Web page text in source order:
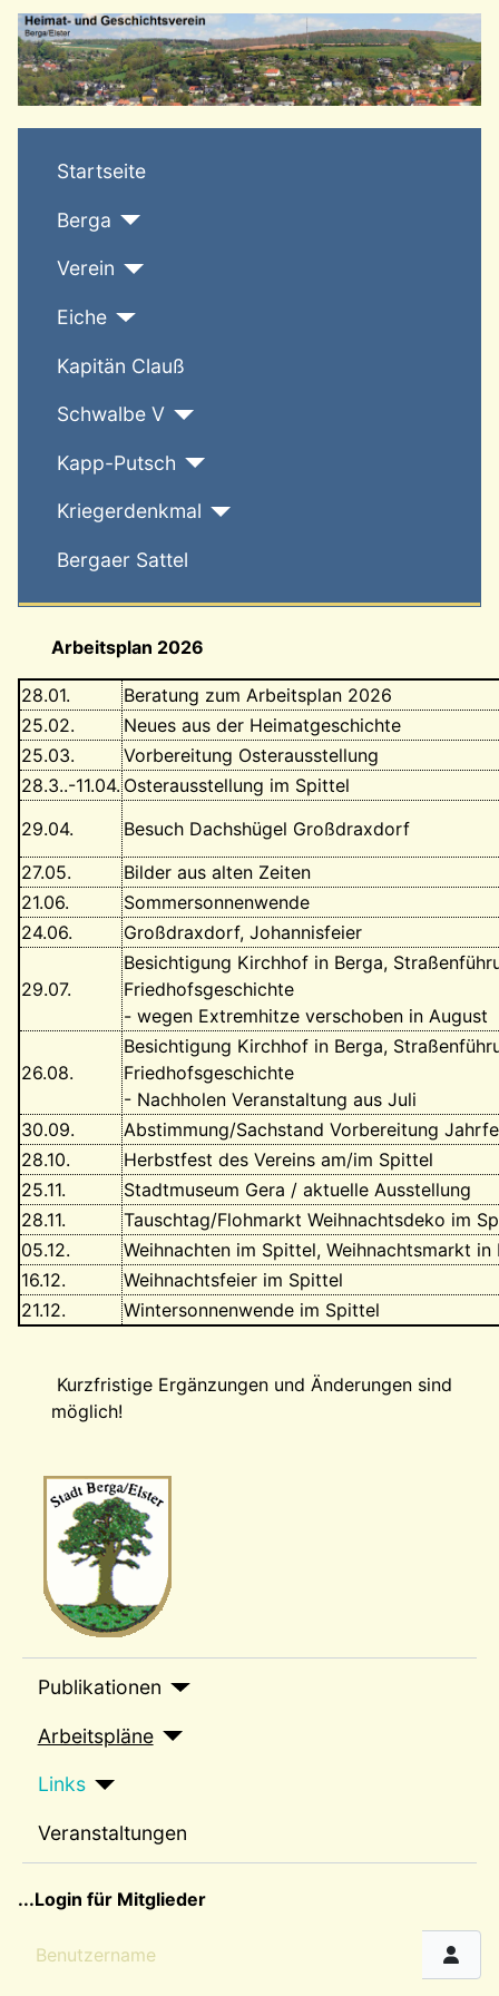
Startseite
Berga
Verein
Eiche
Kapitän Clauß
Schwalbe V
Kapp-Putsch
Kriegerdenkmal
Bergaer Sattel
Publikationen
Arbeitspläne
Links
Veranstaltungen
...Login für Mitglieder
Benutzername
Arbeitsplan 2026
28.01.
Beratung zum Arbeitsplan 2026
25.02.
Neues aus der Heimatgeschichte
25.03.
Vorbereitung Osterausstellung
28.3..-11.04. Osterausstellung im Spittel
29.04.
Besuch Dachshügel Großdraxdorf
27.05.
Bilder aus alten Zeiten
21.06.
Sommersonnenwende
24.06.
Großdraxdorf, Johannisfeier
29.07.
Besichtigung Kirchhof in Berga,
Friedhofsgeschichte
- wegen Extremhitze verschoben in August
26.08.
Besichtigung Kirchhof in Berga,
Friedhofsgeschichte
- Nachholen Veranstaltung aus Juli
30.09.
Abstimmung/Sachstand Vorbereitung
28.10.
Herbstfest des Vereins am/im Spittel
25.11.
Stadtmuseum Gera / aktuelle Ausstellung
28.11.
Tauschtag/Flohmarkt Weihnachtsdeko im
05.12.
Weihnachten im Spittel, Weihnachtsmarkt in
16.12.
Weihnachtsfeier im Spittel
21.12.
Wintersonnenwende im Spittel
Kurzfristige Ergänzungen und Änderungen sind
möglich!